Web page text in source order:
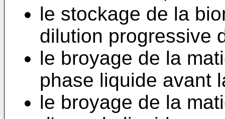
le stockage de la
dilution progressive
le broyage de la
phase liquide avant
le broyage de la